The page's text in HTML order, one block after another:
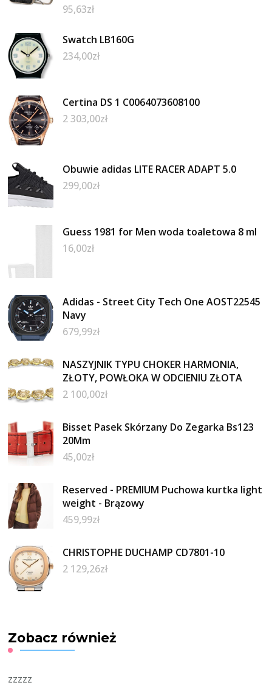
95,63zł
Swatch LB160G
234,00zł
Certina DS 1 C0064073608100
2 303,00zł
Obuwie adidas LITE RACER ADAPT 5.0
299,00zł
Guess 1981 for Men woda toaletowa 8 ml
16,00zł
Adidas - Street City Tech One AOST22545
Navy
679,99zł
NASZYJNIK TYPU CHOKER HARMONIA,
ZŁOTY, POWŁOKA W ODCIENIU ZŁOTA
2 100,00zł
Bisset Pasek Skórzany Do Zegarka Bs123
20Mm
45,00zł
Reserved - PREMIUM Puchowa kurtka light
weight - Brązowy
459,99zł
CHRISTOPHE DUCHAMP CD7801-10
2 129,26zł
Zobacz również
zzzzz